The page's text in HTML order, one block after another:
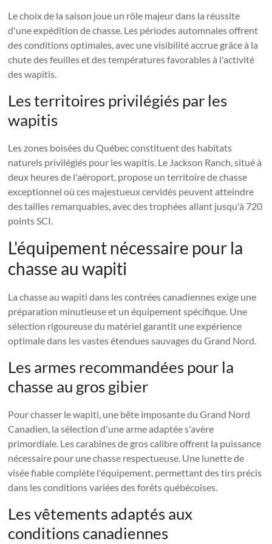
Le choix de la saison joue un rôle majeur dans la réussite
d'une expédition de chasse. Les périodes automnales offrent
des conditions optimales, avec une visibilité accrue grâce à la
chute des feuilles et des températures favorables à l'activité
des wapitis.
Les territoires privilégiés par les
wapitis
Les zones boisées du Québec constituent des habitats
naturels privilégiés pour les wapitis. Le Jackson Ranch, situé à
deux heures de l'aéroport, propose un territoire de chasse
exceptionnel où ces majestueux cervidés peuvent atteindre
des tailles remarquables, avec des trophées allant jusqu'à 720
points SCI.
L'équipement nécessaire pour la
chasse au wapiti
La chasse au wapiti dans les contrées canadiennes exige une
préparation minutieuse et un équipement spécifique. Une
sélection rigoureuse du matériel garantit une expérience
optimale dans les vastes étendues sauvages du Grand Nord.
Les armes recommandées pour la
chasse au gros gibier
Pour chasser le wapiti, une bête imposante du Grand Nord
Canadien, la sélection d'une arme adaptée s'avère
primordiale. Les carabines de gros calibre offrent la puissance
nécessaire pour une chasse respectueuse. Une lunette de
visée fiable complète l'équipement, permettant des tirs précis
dans les conditions variées des forêts québécoises.
Les vêtements adaptés aux
conditions canadiennes